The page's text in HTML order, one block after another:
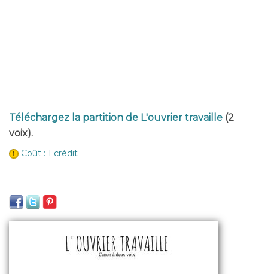
Téléchargez la partition de L'ouvrier travaille (2
voix).
Coût : 1 crédit